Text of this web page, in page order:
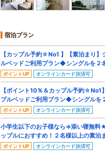
宿泊プラン
【カップル予約☆No1 】【素泊まり】
ルベッドご利用プラン◆シングルを２
ポイントUP オンラインカード決済可
【ポイント10％＆カップル予約☆No1
ブルベッドご利用プラン◆シングルを
ポイントUP オンラインカード決済可
小学生以下のお子様なら⇒添い寝無料
ップルにおすすめ！２名様以上の素泊
ポイントUP オンラインカード決済可